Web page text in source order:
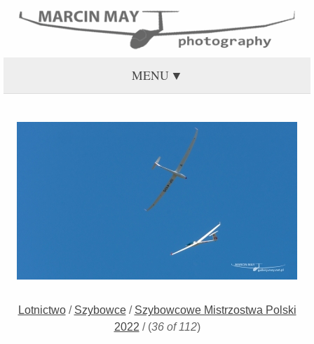
MENU
Lotnictwo/ Szybowce/ Szybowcowe Mistrzostwa Polski
2022 / (36 of 112)